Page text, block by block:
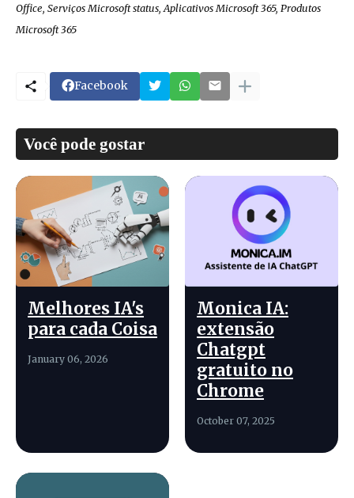
Office, Serviços Microsoft status, Aplicativos Microsoft 365, Produtos
Microsoft 365
Facebook
Você pode gostar
Melhores IA's
para cada Coisa
January 06, 2026
Monica IA:
extensão
Chatgpt
gratuito no
Chrome
October 07, 2025